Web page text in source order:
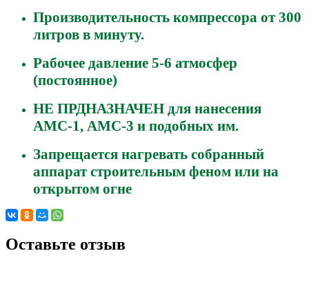
Производительность компрессора от 300
литров в минуту.
Рабочее давление 5-6 атмосфер
(постоянное)
НЕ ПРДНАЗНАЧЕН для нанесения
АМС-1, АМС-3 и подобных им.
Запрещается нагревать собранный
аппарат строительным феном или на
открытом огне
Оставьте отзыв